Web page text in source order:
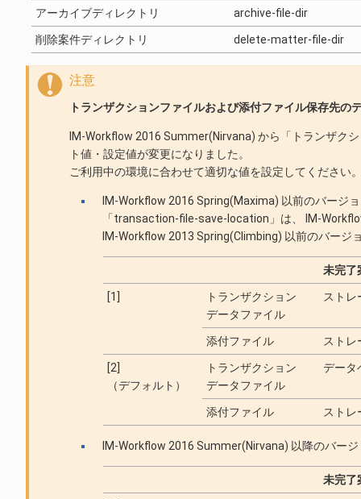
アーカイブディレクトリ archive-file-dir
削除案件ディレクトリ delete-matter-file-dir
注意
トランザクションファイルおよび添付ファイル保存先の
IM-Workflow 2016 Summer(Nirvana) から「トランザ
ト値・設定値が変更になりました。
ご利用中の環境に合わせて適切な値を設定してください
IM-Workflow 2016 Spring(Maxima) 以前のバージ
「transaction-file-save-location」は、 IM-
IM-Workflow 2013 Spring(Climbing) 以前のバー
未完了
[1]
トランザクション
データファイル
ストレ
添付ファイル ストレ
[2]
（デフォルト）
トランザクション
データファイル
データ
添付ファイル ストレ
IM-Workflow 2016 Summer(Nirvana) 以降のバー
未完了